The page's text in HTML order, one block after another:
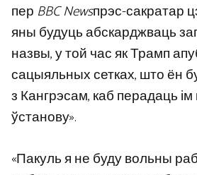
пер BBC Newsпрэс-сакратар
яны будуць абскарджваць
назвы, у той час як Трамп
сацыяльных сетках, што ён
з Кангрэсам, каб перадаць
ўстанову».
«Пакуль я не буду вольны